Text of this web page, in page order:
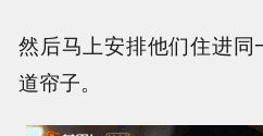
然后马上安排他们住进
道帘子。